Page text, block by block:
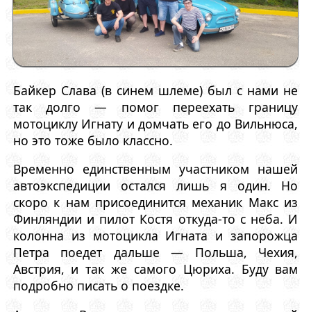
Байкер Слава (в синем шлеме) был с нами не
так долго — помог переехать границу
мотоциклу Игнату и домчать его до Вильнюса,
но это тоже было классно.
Временно единственным участником нашей
автоэкспедиции остался лишь я один. Но
скоро к нам присоединится механик Макс из
Финляндии и пилот Костя откуда-то с неба. И
колонна из мотоцикла Игната и запорожца
Петра поедет дальше — Польша, Чехия,
Австрия, и так же самого Цюриха. Буду вам
подробно писать о поездке.